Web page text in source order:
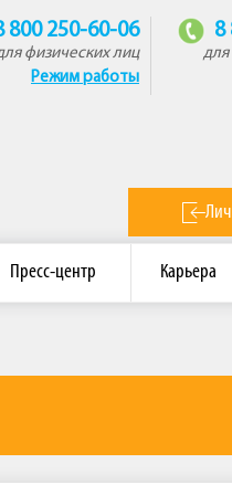
800 250-60-06
физических лиц
Режим работы
8
Пресс-центр Карьера